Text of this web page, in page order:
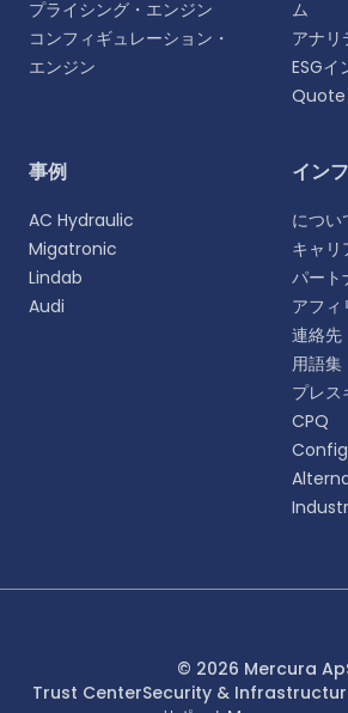
言語を選択
語をお選びください。
Svenska
プライシング・エンジン
コンフィギュレーション・
エンジン
ム
アナリ
ESGイ
事例
AC Hydraulic
Migatronic
Lindab
Audi
イン
につい
キャリ
パート
アフィ
連絡先
用語集
プレス
CPQ
© 2026 Mercura
Trust CenterSecurity &